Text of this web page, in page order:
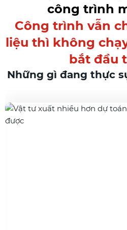
công trình
Công trình vẫn
liệu thì không
bắt đầu
Những gì đang thực